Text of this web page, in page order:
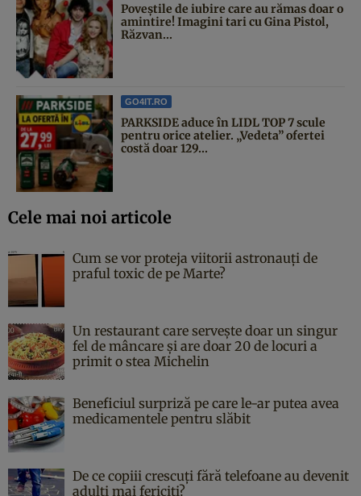
Poveştile de iubire care au rămas doar o
amintire! Imagini tari cu Gina Pistol,
Răzvan...
GO4IT.RO
PARKSIDE aduce în LIDL TOP 7 scule
pentru orice atelier. „Vedeta” ofertei
costă doar 129...
Cele mai noi articole
Cum se vor proteja viitorii astronauți de
praful toxic de pe Marte?
Un restaurant care servește doar un singur
fel de mâncare și are doar 20 de locuri a
primit o stea Michelin
Beneficiul surpriză pe care le-ar putea avea
medicamentele pentru slăbit
De ce copiii crescuți fără telefoane au devenit
adulți mai fericiți?